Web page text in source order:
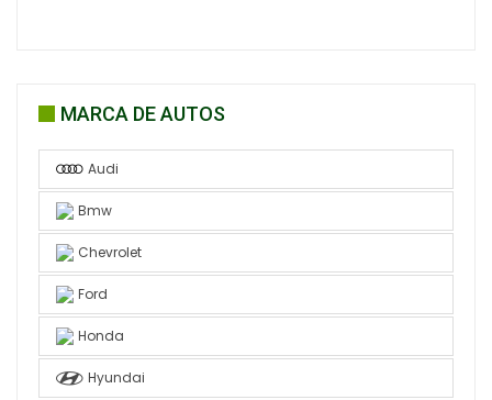
MARCA DE AUTOS
Audi
Bmw
Chevrolet
Ford
Honda
Hyundai